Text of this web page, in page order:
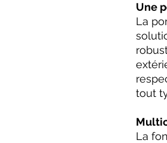
Une
La
tout
La